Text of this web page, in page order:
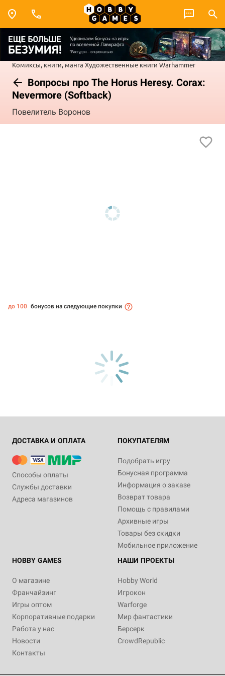
Комиксы, книги, манга Художественные книги Warhammer
Вопросы про The Horus Heresy. Corax:
Nevermore (Softback)
Повелитель Воронов
до 100 бонусов на следующие покупки
ДОСТАВКА И ОПЛАТА
Способы оплаты
Службы доставки
Адреса магазинов
ПОКУПАТЕЛЯМ
Подобрать игру
Бонусная программа
Информация о заказе
Возврат товара
Помощь с правилами
Архивные игры
Товары без скидки
Мобильное приложение
HOBBY GAMES
О магазине
Франчайзинг
Игры оптом
Корпоративные подарки
Работа у нас
Новости
Контакты
НАШИ ПРОЕКТЫ
Hobby World
Игрокон
Warforge
Мир фантастики
Берсерк
CrowdRepublic